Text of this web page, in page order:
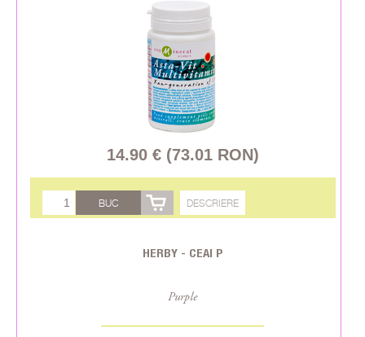
14.90 € (73.01 RON)
BUC DESCRIERE
HERBY - CEAI P
Purple